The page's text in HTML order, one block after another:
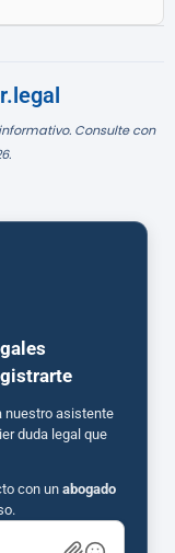
Consulte con
nuestro asistente
duda legal que
con un abogado